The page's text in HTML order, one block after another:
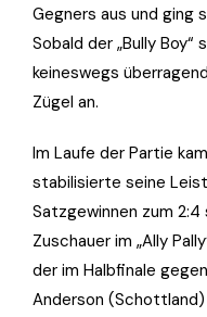
Gegners aus und ging
Sobald der „Bully Boy“
keineswegs
Zügel an.
Im Laufe der Partie
stabilisierte seine
Satzgewinnen zum
Zuschauer im „Ally
der im Halbfinale
Anderson